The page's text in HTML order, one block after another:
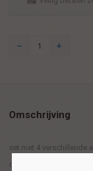
Omschrijving
set met 4 verschillende
doen.......